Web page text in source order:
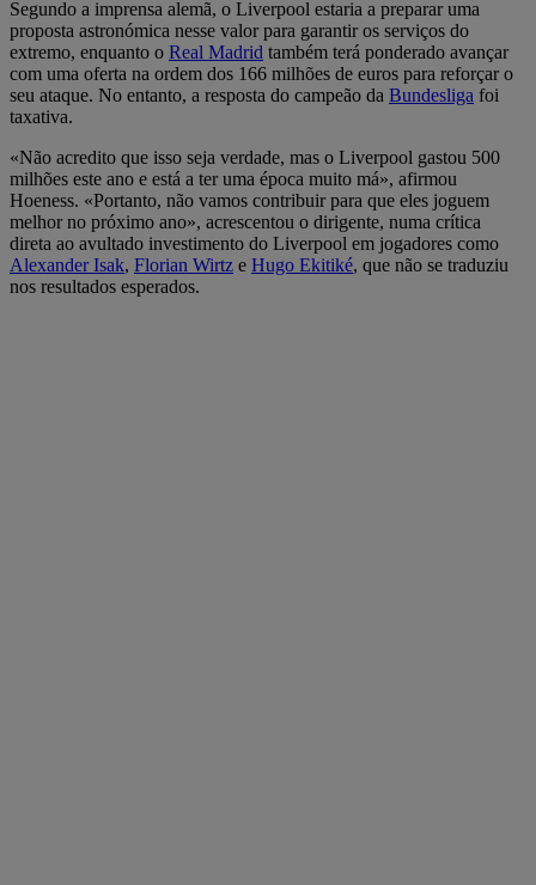
Segundo a imprensa alemã, o Liverpool estaria a preparar uma
proposta astronómica nesse valor para garantir os serviços do
extremo, enquanto o Real Madrid também terá ponderado avançar
com uma oferta na ordem dos 166 milhões de euros para reforçar o
seu ataque. No entanto, a resposta do campeão da Bundesliga foi
taxativa.
«Não acredito que isso seja verdade, mas o Liverpool gastou 500
milhões este ano e está a ter uma época muito má», afirmou
Hoeness. «Portanto, não vamos contribuir para que eles joguem
melhor no próximo ano», acrescentou o dirigente, numa crítica
direta ao avultado investimento do Liverpool em jogadores como
Alexander Isak, Florian Wirtz e Hugo Ekitiké, que não se traduziu
nos resultados esperados.